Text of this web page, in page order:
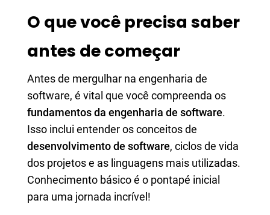
O que você precisa saber
antes de começar
Antes de mergulhar na engenharia de
software, é vital que você compreenda os
fundamentos da engenharia de software.
Isso inclui entender os conceitos de
desenvolvimento de software, ciclos de vida
dos projetos e as linguagens mais utilizadas.
Conhecimento básico é o pontapé inicial
para uma jornada incrível!